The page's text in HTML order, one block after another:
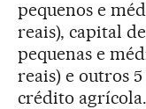
pequenos e
reais), capital
pequenas e
reais) e outros
crédito